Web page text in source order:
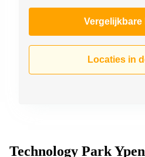
Vergelijkbare
Locaties in
Technology Park